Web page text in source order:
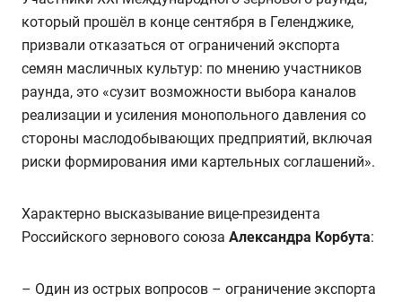
который прошёл в конце сентября в Геленджике,
призвали отказаться от ограничений экспорта
семян масличных культур: по мнению участников
раунда, это «сузит возможности выбора каналов
реализации и усиления монопольного давления со
стороны маслодобывающих предприятий, включая
риски формирования ими картельных соглашений».
Характерно высказывание вице-президента
Российского зернового союза Александра Корбута:
– Один из острых вопросов – ограничение экспорта